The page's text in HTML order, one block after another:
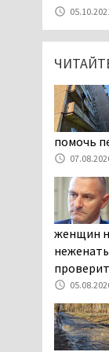
упали на
центра
помочь
женщин